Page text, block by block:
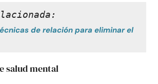
de relación para eliminar el
salud mental